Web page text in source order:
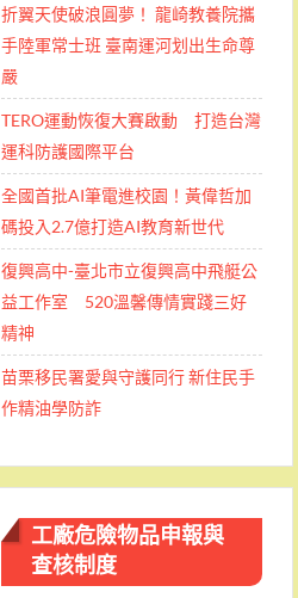
折翼天使破浪圓夢！ 龍崎教養院攜
手陸軍常士班 ​臺南運河划出生命尊
嚴
TERO運動恢復大賽啟動 打造台灣
運科防護國際平台
全國首批AI筆電進校園！黃偉哲加
碼投入2.7億打造AI教育新世代
復興高中-臺北市立復興高中飛艇公
益工作室 520溫馨傳情實踐三好
精神
苗栗移民署愛與守護同行 新住民手
作精油學防詐
工廠危險物品申報與
查核制度